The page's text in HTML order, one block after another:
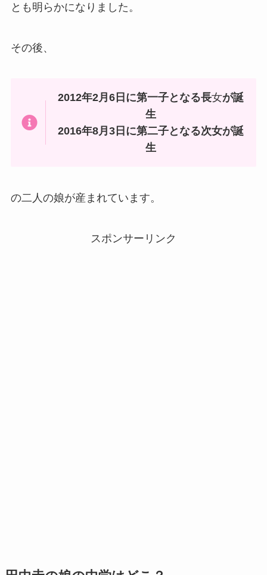
とも明らかになりました。
その後、
2012年2月6日に第一子となる長女が誕
生
2016年8月3日に第二子となる次女が誕
生
の二人の娘が産まれています。
スポンサーリンク